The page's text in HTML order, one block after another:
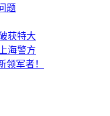
题
获特大
海警方
领军者！